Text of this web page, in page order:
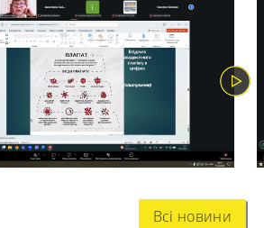
Всі новини